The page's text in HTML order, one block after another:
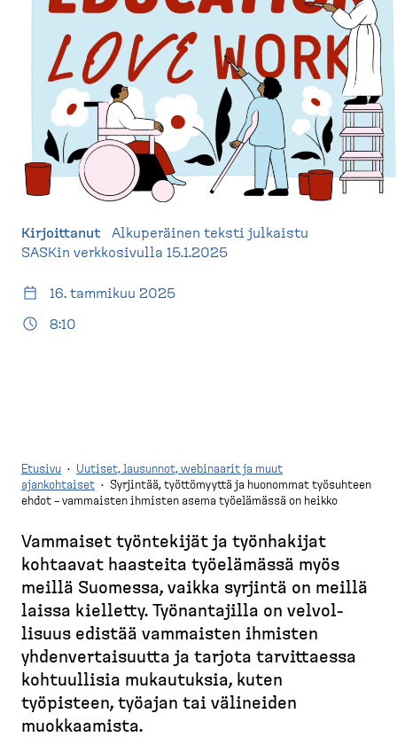
s
k
o
p
Kirjoittanut
Alkuperäinen teksti julkaistu
SASKin verkkosivulla 15.1.2025
16. tammikuu 2025
8:10
u
r
u
p
o
l
k
u
Etusivu ·
Uutiset, lausunnot, webinaarit ja muut
ajankohtaiset · Syrjintää, työttömyyttä ja huonommat työsuhteen
ehdot – vammaisten ihmisten asema työelämässä on heikko
Vammaiset työntekijät ja työnhakijat
kohtaavat haasteita työelämässä myös
meillä Suomessa, vaikka syrjintä on meillä
laissa kielletty. Työnan­tajilla on velvol­
lisuus edistää vammaisten ihmisten
yhdenver­tai­suutta ja tarjota tarvit­taessa
kohtuullisia mukautuksia, kuten
työpisteen, työajan tai välineiden
muokkaamista.